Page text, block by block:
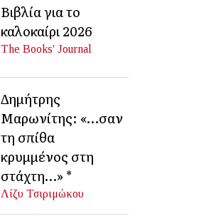
Βιβλία για το
καλοκαίρι 2026
The Books' Journal
Δημήτρης
Μαρωνίτης: «…σαν
τη σπίθα
κρυμμένος στη
στάχτη…» *
Λίζυ Τσιριμώκου